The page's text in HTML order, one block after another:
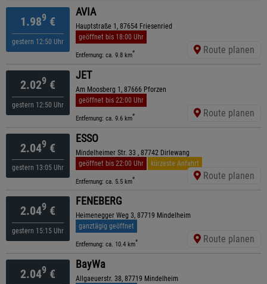
1.989 €
gestern 12:50 Uhr
AVIA
Hauptstraße 1, 87654 Friesenried
geöffnet bis 18:00 Uhr
Entfernung: ca. 9.8 km* Route planen
2.029 €
gestern 12:50 Uhr
JET
Am Moosberg 1, 87666 Pforzen
geöffnet bis 22:00 Uhr
Entfernung: ca. 9.6 km* Route planen
2.049 €
gestern 13:05 Uhr
ESSO
Mindelheimer Str. 33 , 87742 Dirlewang
geöffnet bis 22:00 Uhr
kürzeste Anfahrt
Entfernung: ca. 5.5 km* Route planen
2.049 €
gestern 15:15 Uhr
FENEBERG
Heimenegger Weg 3, 87719 Mindelheim
ganztägig geöffnet
Entfernung: ca. 10.4 km* Route planen
2.049 €
BayWa
Allgaeuerstr. 38, 87719 Mindelheim